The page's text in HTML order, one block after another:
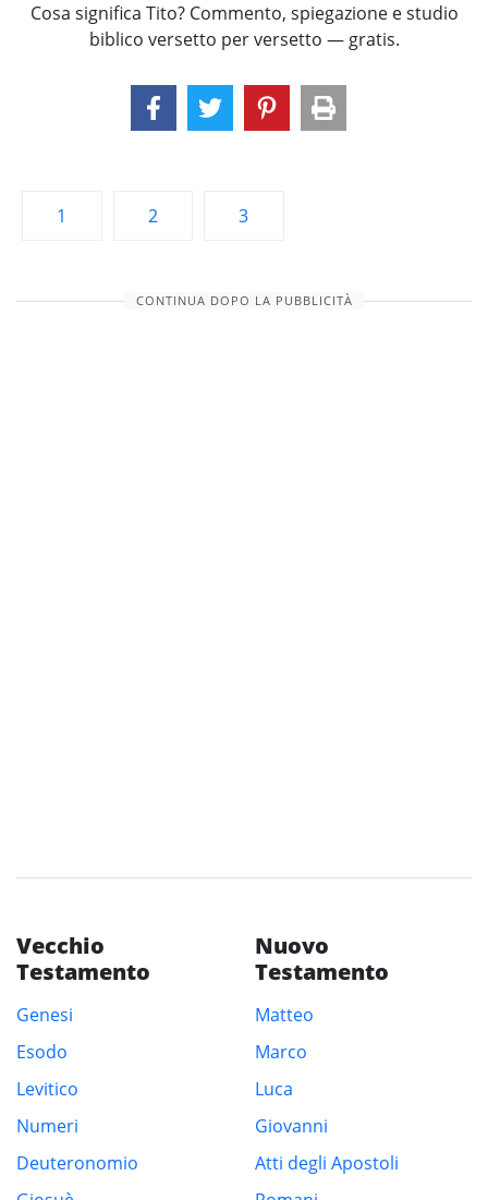
Cosa significa Tito? Commento, spiegazione e studio
biblico versetto per versetto — gratis.
1 2 3
CONTINUA DOPO LA PUBBLICITÀ
Vecchio
Testamento
Genesi
Esodo
Levitico
Numeri
Deuteronomio
Nuovo
Testamento
Matteo
Marco
Luca
Giovanni
Atti degli Apostoli